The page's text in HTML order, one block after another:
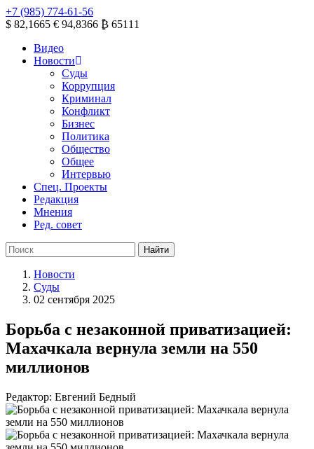
+7 (985) 774-61-56
$ 82,1665 € 94,8366 ₿ 65111
Видео
Новости
Суды
Коррупция
Криминал
Конфликт
Бизнес
Политика
Общество
Общее
Интервью
Спец. Проекты
Редакция
Мнения
Ред. совет
Новости
Суды
02 сентября 2025
Борьба с незаконной приватизацией:
Махачкала вернула земли на 550
миллионов
Редактор: Евгений Бедный